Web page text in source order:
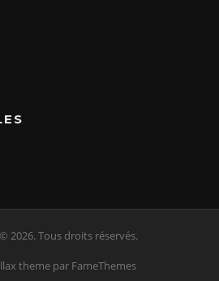
2026. Tous droits réservés.
themepar FameThemes